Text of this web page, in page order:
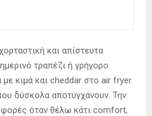
και απίστευτα
τραπέζι ή γρήγορο
με κιμά και cheddar στο air fryer
δύσκολα αποτυγχάνουν. Την
όταν θέλω κάτι comfort,